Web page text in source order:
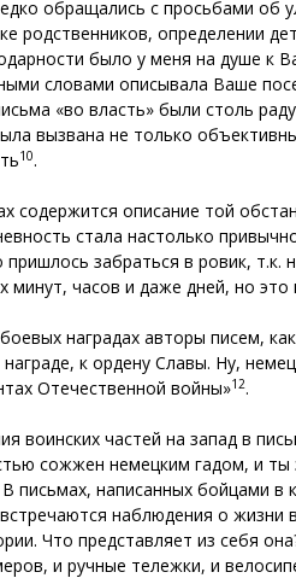
обращались с просьбами об
родственников, определении
было у меня на душе
словами описывала Ваше
«во власть» были столь
вызвана не только
10.
содержится описание той
стала настолько
пришлось забраться в ровик,
минут, часов и даже дней, но это
наградах авторы писем,
к ордену Славы. Ну,
Отечественной войны»12.
воинских частей на запад в
сожжен немецким гадом, и ты
В письмах, написанных бойцами в
наблюдения о жизни
Что представляет из себя
и ручные тележки, и